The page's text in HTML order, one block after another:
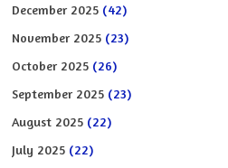
December 2025 (42)
November 2025 (23)
October 2025 (26)
September 2025 (23)
August 2025 (22)
July 2025 (22)